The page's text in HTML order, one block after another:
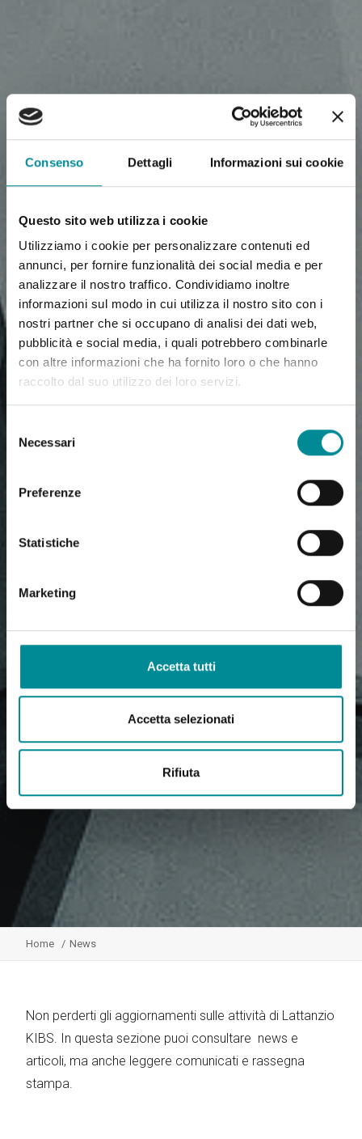
Consenso Dettagli Informazioni sui cookie
Questo sito web utilizza i cookie
Utilizziamo i cookie per personalizzare contenuti ed
annunci, per fornire funzionalità dei social media e per
analizzare il nostro traffico. Condividiamo inoltre
informazioni sul modo in cui utilizza il nostro sito con i
nostri partner che si occupano di analisi dei dati web,
pubblicità e social media, i quali potrebbero combinarle
con altre informazioni che ha fornito loro o che hanno
raccolto dal suo utilizzo dei loro servizi.
delNecessari
Preferenze
Statistiche
Marketing
Accetta tutti
Accetta selezionati
Rifiuta
Home News
Non perderti gli aggiornamenti sulle attività di Lattanzio
KIBS. In questa sezione puoi consultare news e
articoli, ma anche leggere comunicati e rassegna
stampa.